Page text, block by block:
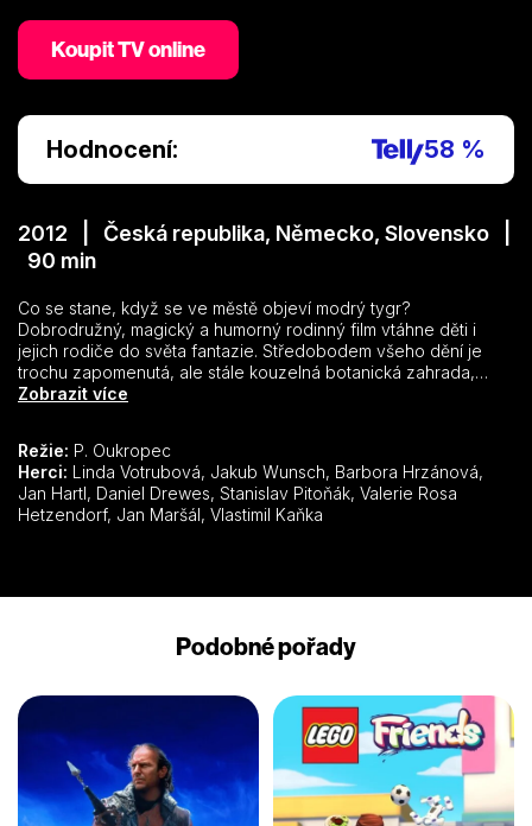
Koupit TV online
Hodnocení: 58 %
2012 | Česká republika, Německo, Slovensko |
90 min
Co se stane, když se ve městě objeví modrý tygr?
Dobrodružný, magický a humorný rodinný film vtáhne děti i
jejich rodiče do světa fantazie. Středobodem všeho dění je
trochu zapomenutá, ale stále kouzelná botanická zahrada,
ukrytá uprostřed hlučícího města. Dva kamarádi Johanka a
Hrzánové a Jana Hartla. Když se ambiciózní starosta Rýp
rozhodne zbourat zahradu, aby na jejím místě mohl postavit
úplně novou čtvrť, přímo na křižovatce se objeví tajemný
modrý tygr. Ten se s dětmi vydá na magickou cestu záchrany
Zobrazit více
Režie: P. Oukropec
Herci:
Jan Hartl, Daniel Drewes, Stanislav Pitoňák, Valerie Rosa
Hetzendorf, Jan Maršál, Vlastimil Kaňka
Podobné pořady